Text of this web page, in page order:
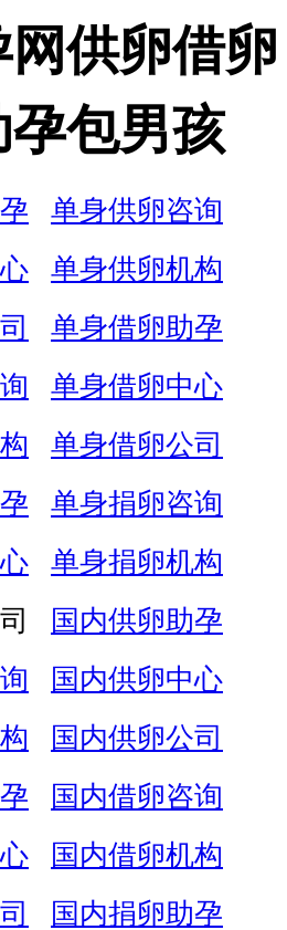
供卵借卵
包男孩
单身供卵咨询
单身供卵机构
单身借卵助孕
单身借卵中心
单身借卵公司
单身捐卵咨询
单身捐卵机构
国内供卵助孕
国内供卵中心
国内供卵公司
国内借卵咨询
国内借卵机构
国内捐卵助孕